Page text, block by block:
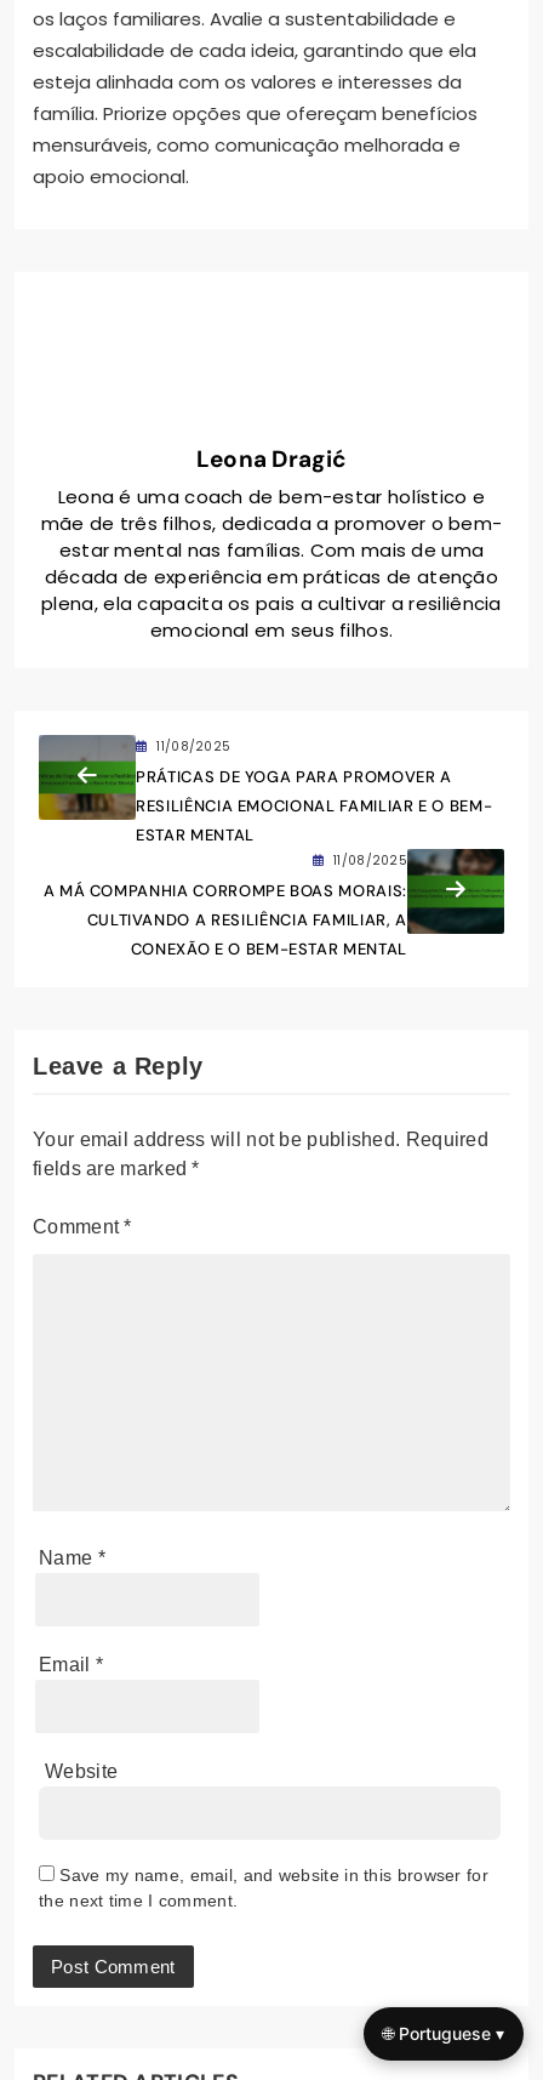
os laços familiares. Avalie a sustentabilidade e
escalabilidade de cada ideia, garantindo que ela
esteja alinhada com os valores e interesses da
família. Priorize opções que ofereçam benefícios
mensuráveis, como comunicação melhorada e
apoio emocional.
Leona Dragić
Leona é uma coach de bem-estar holístico e
mãe de três filhos, dedicada a promover o bem-
estar mental nas famílias. Com mais de uma
década de experiência em práticas de atenção
plena, ela capacita os pais a cultivar a resiliência
emocional em seus filhos.
11/08/2025
PRÁTICAS DE YOGA PARA PROMOVER A
RESILIÊNCIA EMOCIONAL FAMILIAR E O BEM-
ESTAR MENTAL
11/08/2025
A MÁ COMPANHIA CORROMPE BOAS MORAIS:
CULTIVANDO A RESILIÊNCIA FAMILIAR, A
CONEXÃO E O BEM-ESTAR MENTAL
Leave a Reply
Your email address will not be published. Required
fields are marked*
Comment*
Name *
Email *
Website
Save my name, email, and website in this browser for
the next time I comment.
🌐 Portuguese ▾